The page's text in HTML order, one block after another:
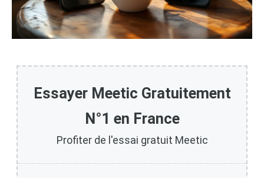
Essayer Meetic Gratuitement
N°1 en France
Profiter de l'essai gratuit Meetic